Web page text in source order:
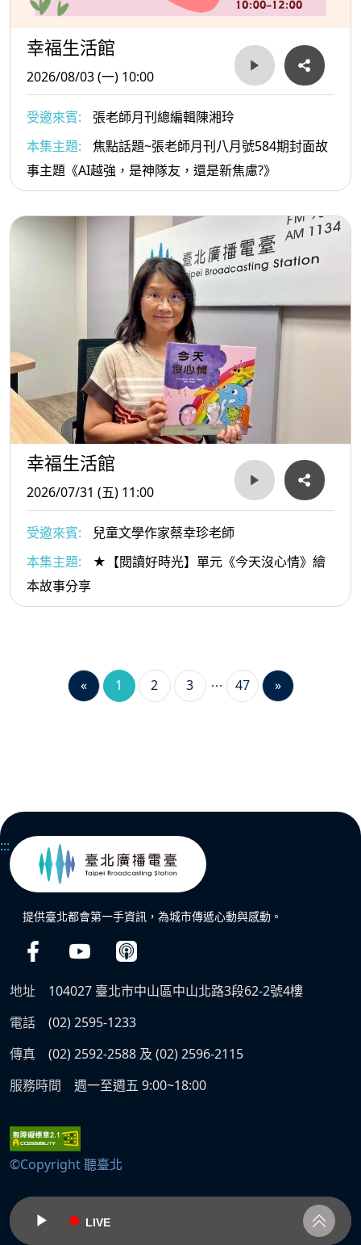
幸福生活館
2026/08/03 (一) 10:00
受邀來賓:
張老師月刊總編輯陳湘玲
本集主題:
焦點話題~張老師月刊八月號584期封面故
事主題《AI越強，是神隊友，還是新焦慮?》
幸福生活館
2026/07/31 (五) 11:00
受邀來賓:
兒童文學作家蔡幸珍老師
本集主題:
★【閱讀好時光】單元《今天沒心情》繪
本故事分享
« 1 2 3 47 »
:::
提供臺北都會第一手資訊，為城市傳遞心動與感動。
地址
104027 臺北市中山區中山北路3段62-2號4樓
電話
(02) 2595-1233
傳真
(02) 2592-2588 及 (02) 2596-2115
服務時間
週一至週五 9:00~18:00
©Copyright 聽臺北